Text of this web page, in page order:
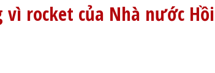
rocket của Nhà nước Hồi